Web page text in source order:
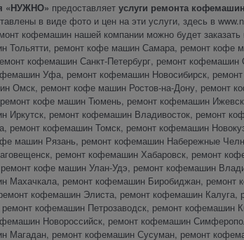
«НУЖНО» предоставляет услуги ремонта кофемашин
в виде фото и цен на эти услуги, здесь в
кофемашин нашей компании можно будет
Тольятти, ремонт кофе машин Самара, ремонт кофе
кофемашин Санкт-Петербург, ремонт
Уфа, ремонт кофемашин Новосибирск,
Омск, ремонт кофе машин Ростов-на-Дону, ремонт
кофе машин Тюмень, ремонт кофемашин
Иркутск, ремонт кофемашин Владивосток, ремонт
ремонт кофемашин Томск, ремонт кофемашин
машин Рязань, ремонт кофемашин Набережные
ремонт кофемашин Хабаровск, ремонт
кофе машин Улан-Удэ, ремонт кофемашин
Махачкала, ремонт кофемашин Биробиджан,
кофемашин Элиста, ремонт кофемашин
ремонт кофемашин Петрозаводск, ремонт
Новороссийск, ремонт кофемашин
Магадан, ремонт кофемашин Сусуман, ремонт